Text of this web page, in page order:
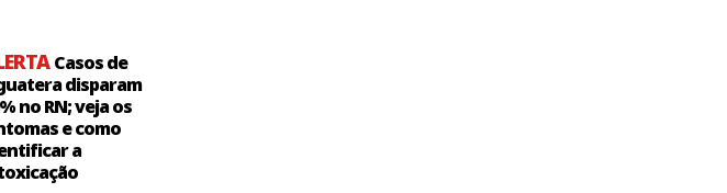
Casos de
disparam
no RN; veja os
e como
a